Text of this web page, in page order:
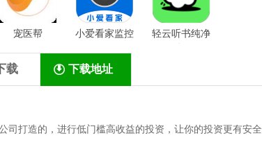
宠医帮 小爱看家监控
轻云听书纯净
载 下载地址
司打造的，进行低门槛高收益的投资，让你的投资更有安全